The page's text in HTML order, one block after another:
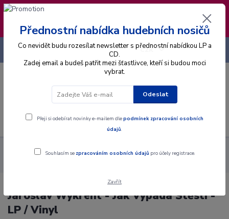
❣️ Od 4.8. do 13.8. čerpám dovolenou. Datum
expedice objednávek se posouvá na pátek
14.8.2026 🐋
Menu
CZK
+420 725 736 293
Alba Gramodesky
Jaroslav Wykrent - Jak Vypadá Štěstí - LP /
Jaroslav Wykrent - Jak Vypadá Štěstí -
LP / Vinyl
Přednostní nabídka hudebních nosičů
Co nevidět budu rozesílat newsletter s přednostní nabídkou LP a
CD.
Zadej email a budeš patřit mezi šťastlivce, kteří si budou moci
vybrat.
Odeslat
Přeji si odebírat novinky e-mailem dlepodmínek zpracování osobních
údajů.
Souhlasím se zpracováním osobních údajů pro účely registrace.
Zavřít